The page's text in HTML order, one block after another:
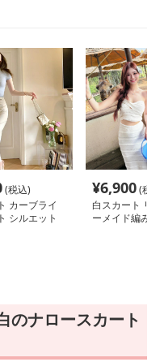
(税込)
カーブライ
シルエット
¥6,900(税
白スカート リ
ーメイド編み
のナロースカート